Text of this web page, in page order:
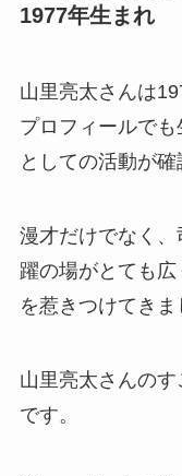
1977年生まれ
山里亮太さんは
プロフィールで
としての活動が確
漫才だけでなく
躍の場がとても
を惹きつけてきま
山里亮太さんの
です。